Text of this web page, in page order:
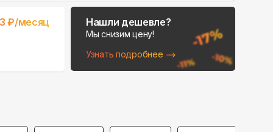
₽/месяц Нашли дешевле?
Мы снизим цену!
Узнать подробнее